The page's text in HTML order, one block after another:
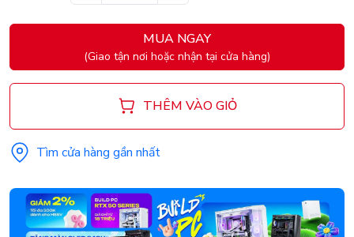
MUA NGAY
(Giao tận nơi hoặc nhận tại cửa hàng)
THÊM VÀO GIỎ
Tìm cửa hàng gần nhất